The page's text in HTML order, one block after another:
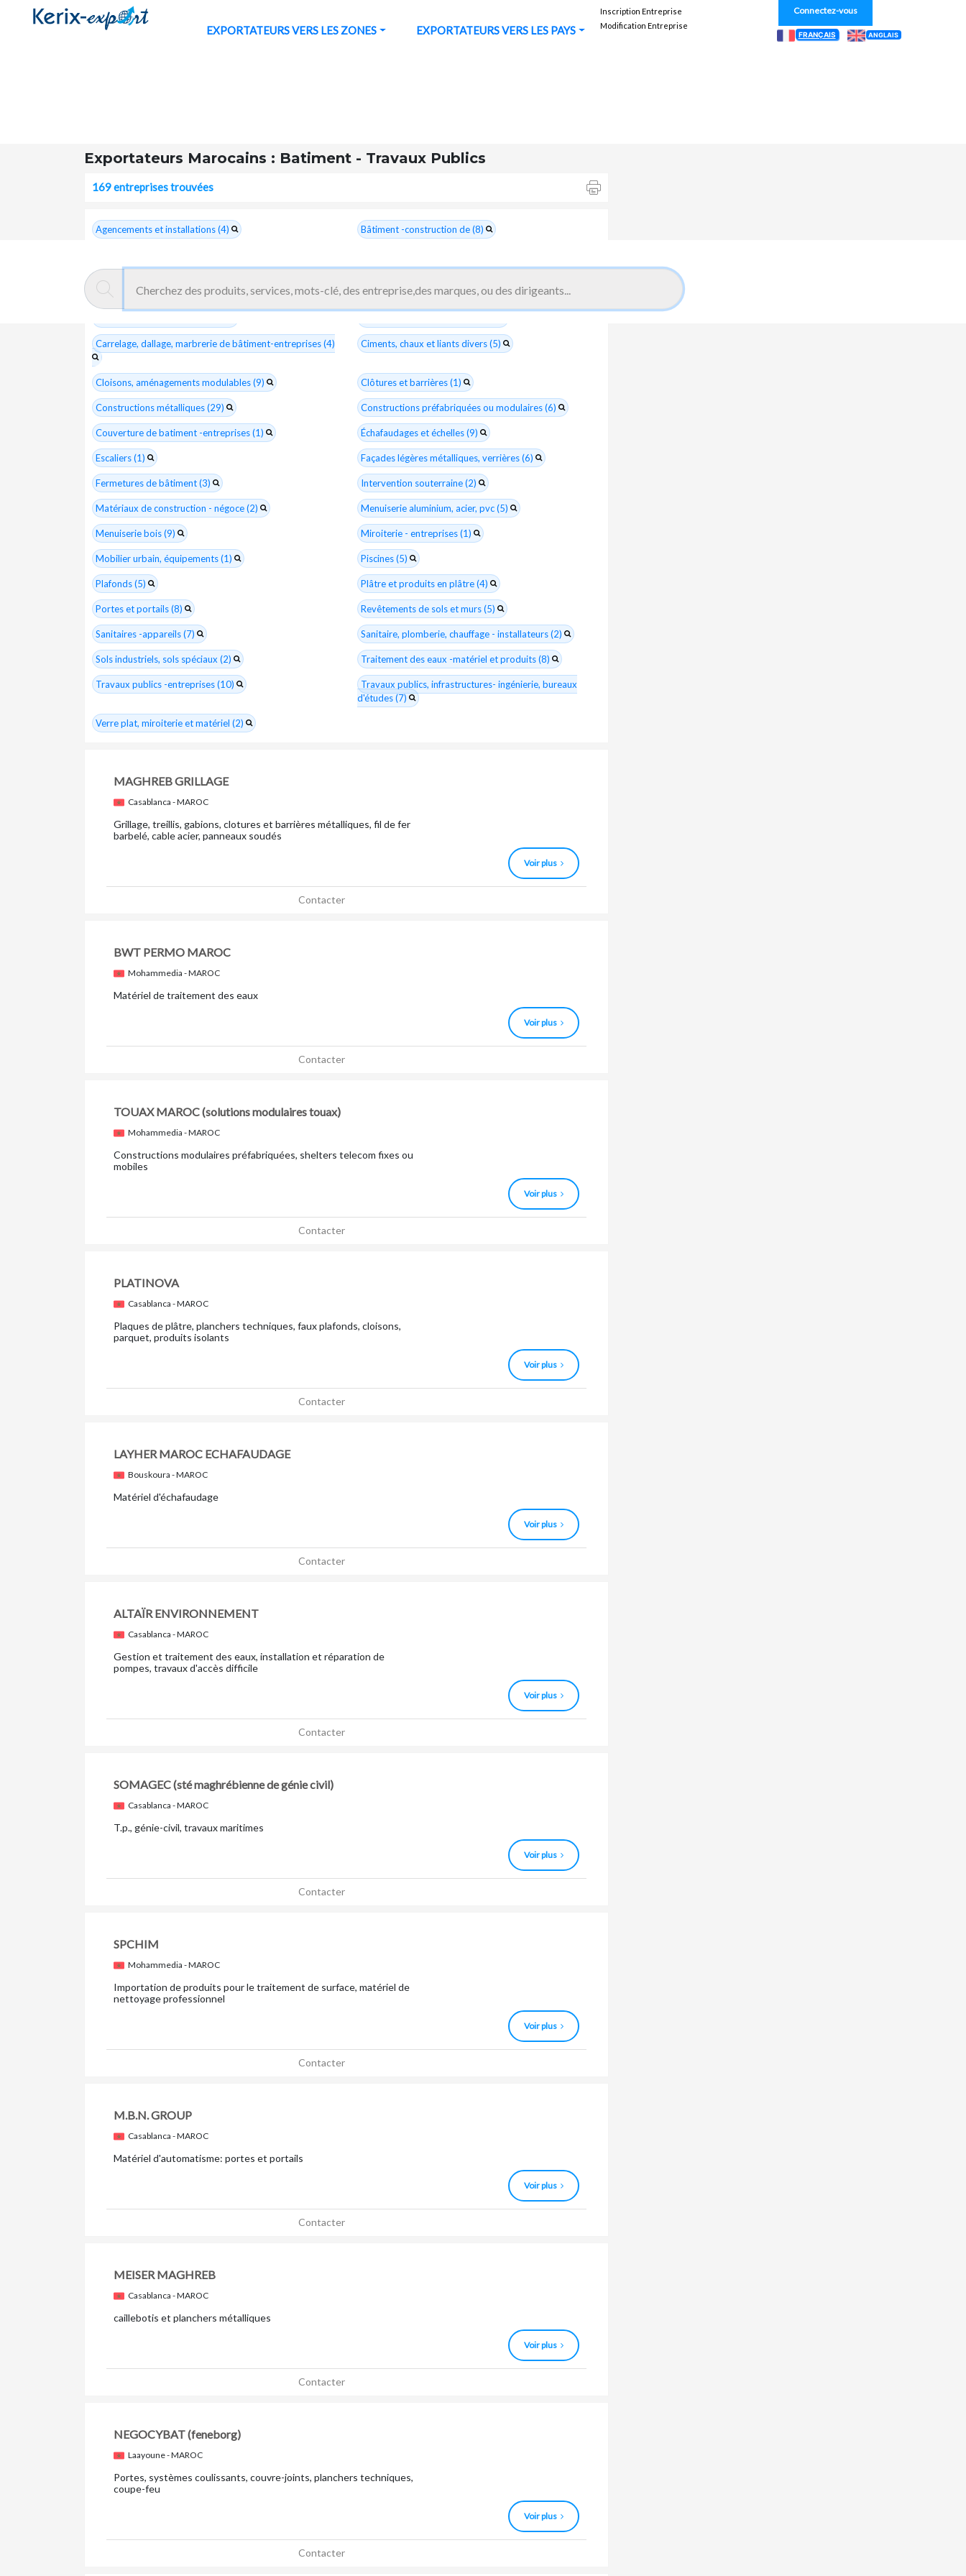
EXPORTATEURS VERS LES ZONES EXPORTATEURS VERS LES PAYS
Inscription Entreprise
Modification Entreprise
Connectez-vous
FRANÇAIS ANGLAIS
Exportateurs Marocains : Batiment - Travaux Publics
169 entreprises trouvées
Agencements et installations (4) Bâtiment -construction de (8)
Béton - matériel de fabrication, transport et mise-en-
oeuvre (6)
Carrelage, dallage, marbrerie de bâtiment-entreprises (4) Ciments, chaux et liants divers (5)
Cloisons, aménagements modulables (9) Clôtures et barrières (1)
Constructions métalliques (29) Constructions préfabriquées ou modulaires (6)
Couverture de batiment -entreprises (1) Échafaudages et échelles (9)
Escaliers (1) Façades légères métalliques, verrières (6)
Fermetures de bâtiment (3) Intervention souterraine (2)
Matériaux de construction - négoce (2) Menuiserie aluminium, acier, pvc (5)
Menuiserie bois (9) Miroiterie - entreprises (1)
Mobilier urbain, équipements (1) Piscines (5)
Plafonds (5) Plâtre et produits en plâtre (4)
Portes et portails (8) Revêtements de sols et murs (5)
Sanitaires -appareils (7) Sanitaire, plomberie, chauffage - installateurs (2)
Sols industriels, sols spéciaux (2) Traitement des eaux -matériel et produits (8)
Travaux publics -entreprises (10)
Travaux publics, infrastructures- ingénierie, bureaux
d'études (7)
Verre plat, miroiterie et matériel (2)
MAGHREB GRILLAGE
Casablanca - MAROC
Grillage, treillis, gabions, clotures et barrières métalliques, fil de fer
barbelé, cable acier, panneaux soudés
Voir plus
Contacter
BWT PERMO MAROC
Mohammedia - MAROC
Matériel de traitement des eaux
Voir plus
Contacter
TOUAX MAROC(solutions modulaires touax)
Mohammedia - MAROC
Constructions modulaires préfabriquées, shelters telecom fixes ou
mobiles
Voir plus
Contacter
PLATINOVA
Casablanca - MAROC
Plaques de plâtre, planchers techniques, faux plafonds, cloisons,
parquet, produits isolants
Voir plus
Contacter
LAYHER MAROC ECHAFAUDAGE
Bouskoura - MAROC
Matériel d'échafaudage
Voir plus
Contacter
ALTAÏR ENVIRONNEMENT
Casablanca - MAROC
Gestion et traitement des eaux, installation et réparation de
pompes, travaux d'accès difficile
Voir plus
Contacter
SOMAGEC(sté maghrébienne de génie civil)
Casablanca - MAROC
T.p., génie-civil, travaux maritimes
Voir plus
Contacter
SPCHIM
Mohammedia - MAROC
Importation de produits pour le traitement de surface, matériel de
nettoyage professionnel
Voir plus
Contacter
M.B.N. GROUP
Casablanca - MAROC
Matériel d'automatisme: portes et portails
Voir plus
Contacter
MEISER MAGHREB
Casablanca - MAROC
caillebotis et planchers métalliques
Voir plus
Contacter
NEGOCYBAT(feneborg)
Laayoune - MAROC
Portes, systèmes coulissants, couvre-joints, planchers techniques,
coupe-feu
Voir plus
Contacter